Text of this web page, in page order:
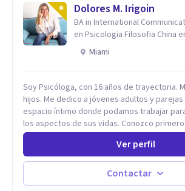
Dolores M. Irigoin
BA in International
en Psicologia Filosofia
Miami
Soy Psicóloga, con 16 años de trayectoria.
hijos. Me dedico a jóvenes adultos y parejas , brindándoles un
espacio íntimo donde podamos trabajar
los aspectos de sus vidas. Conozco primero a los padres, en
el caso de niños u adolescentes, para luego seguir la terapia
con sus hijos, apuntalándolos en su futuro
universitario y profesional, siempre
paralelamente a los padres y brindándoles
seguridad. Hago terapia de pareja y adultos con método
Ver perfil
Contactar